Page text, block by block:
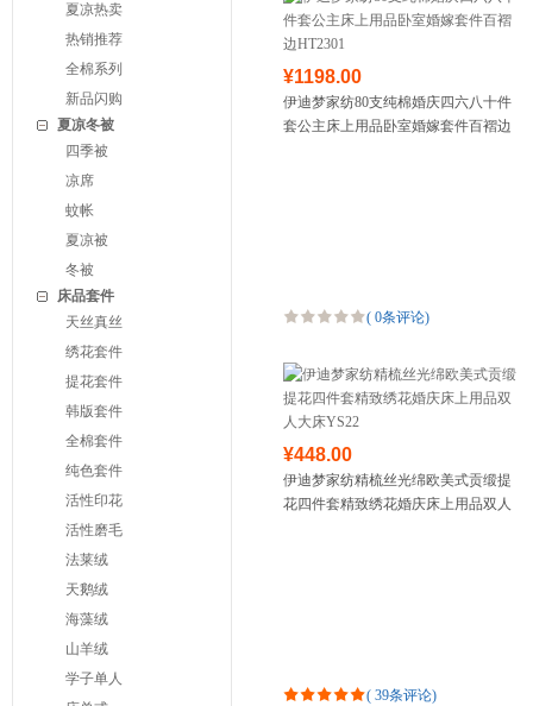
夏凉热卖
热销推荐
全棉系列
新品闪购
夏凉冬被
四季被
凉席
蚊帐
夏凉被
冬被
床品套件
天丝真丝
绣花套件
提花套件
韩版套件
全棉套件
纯色套件
活性印花
活性磨毛
法莱绒
天鹅绒
海藻绒
山羊绒
学子单人
¥1198.00
伊迪梦家纺80支纯棉婚庆四六八十件
套公主床上用品卧室婚嫁套件百褶边
( 0条评论)
¥448.00
伊迪梦家纺精梳丝光绵欧美式贡缎提
花四件套精致绣花婚庆床上用品双人
( 39条评论)